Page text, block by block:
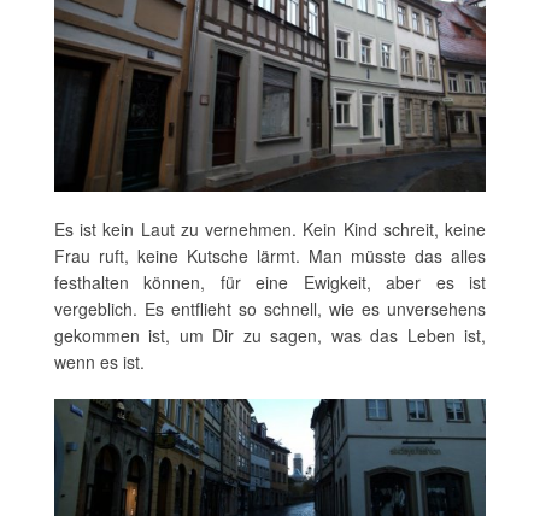
Es ist kein Laut zu vernehmen. Kein Kind schreit, keine
Frau ruft, keine Kutsche lärmt. Man müsste das alles
festhalten können, für eine Ewigkeit, aber es ist
vergeblich. Es entflieht so schnell, wie es unversehens
gekommen ist, um Dir zu sagen, was das Leben ist,
wenn es ist.